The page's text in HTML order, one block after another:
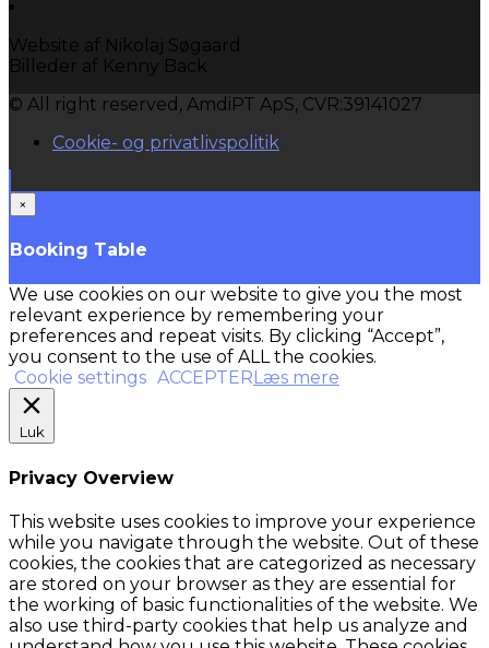
Website af Nikolaj Søgaard
Billeder af Kenny Back
© All right reserved, AmdiPT ApS, CVR:39141027
Cookie- og privatlivspolitik
×
Booking Table
We use cookies on our website to give you the most
relevant experience by remembering your
preferences and repeat visits. By clicking “Accept”,
you consent to the use of ALL the cookies.
Cookie settings ACCEPTER Læs mere
Luk
Privacy Overview
This website uses cookies to improve your experience
while you navigate through the website. Out of these
cookies, the cookies that are categorized as necessary
are stored on your browser as they are essential for
the working of basic functionalities of the website. We
also use third-party cookies that help us analyze and